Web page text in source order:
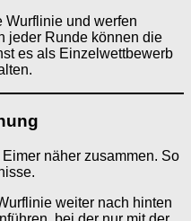
Wurflinie und werfen
jeder Runde können die
es als Einzelwettbewerb
näher zusammen. So
weiter nach hinten